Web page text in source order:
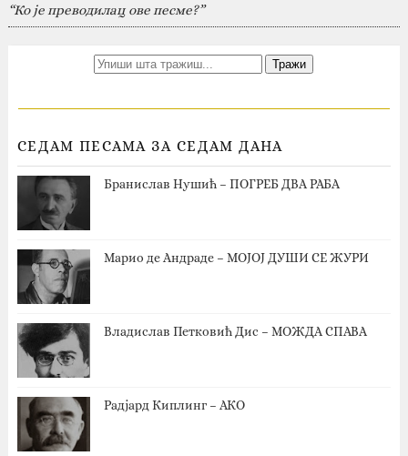
“Ко је преводилац ове песме?”
СЕДАМ ПЕСАМА ЗА СЕДАМ ДАНА
Бранислав Нушић – ПОГРЕБ ДВА РАБА
Марио де Андраде – МОЈОЈ ДУШИ СЕ ЖУРИ
Владислав Петковић Дис – МОЖДА СПАВА
Радјард Киплинг – АКО